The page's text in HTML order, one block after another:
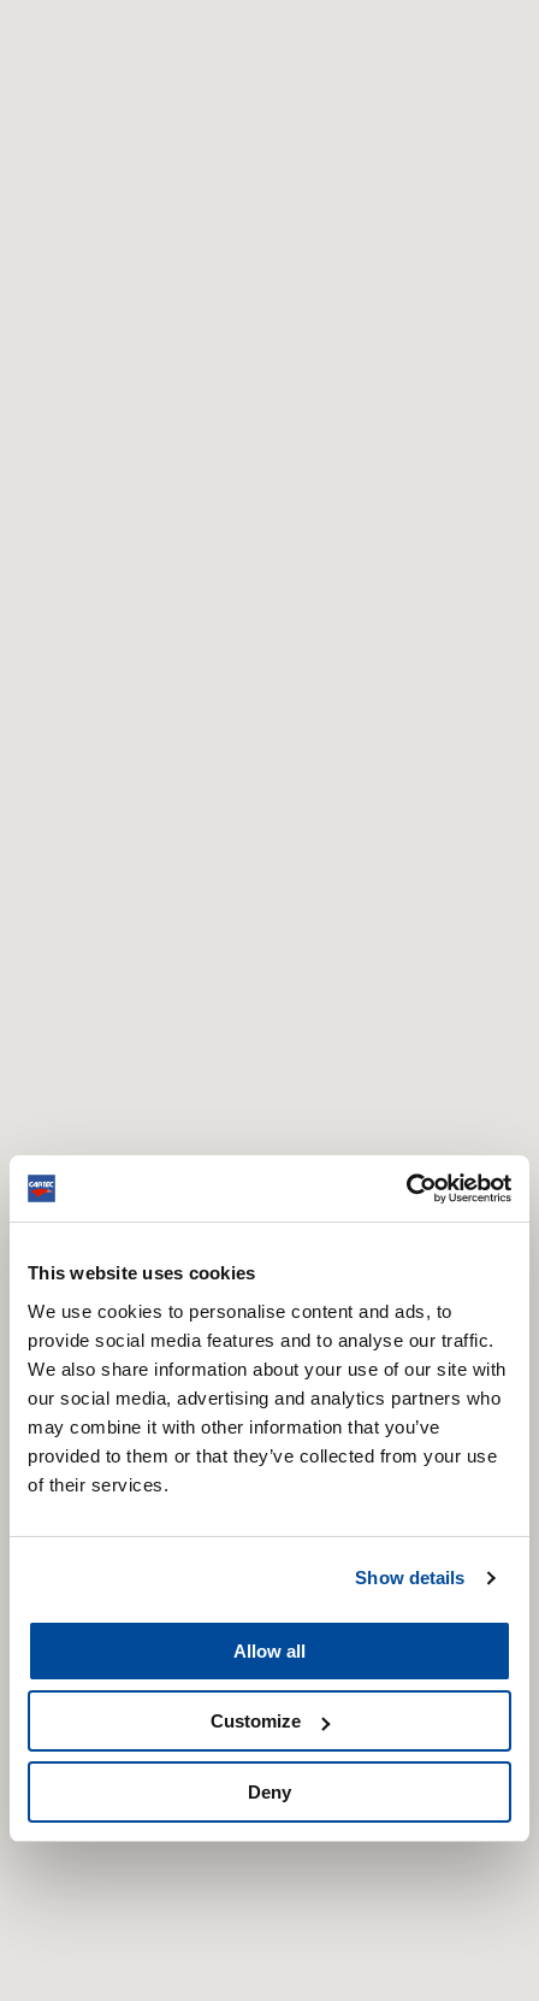
This website uses cookies
We use cookies to personalise content and ads, to
provide social media features and to analyse our traffic.
We also share information about your use of our site with
our social media, advertising and analytics partners who
may combine it with other information that you’ve
provided to them or that they’ve collected from your use
of their services.
Show details
Allow all
Customize
Deny